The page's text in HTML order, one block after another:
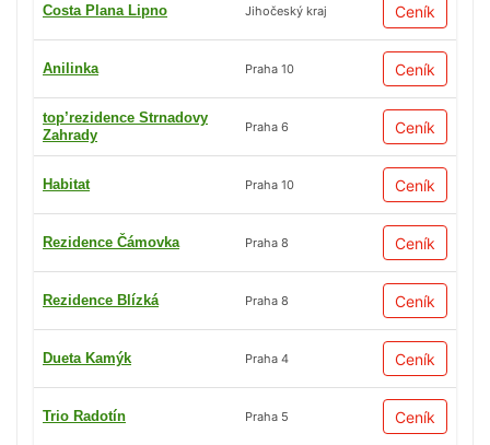
Costa Plana Lipno Jihočeský kraj Ceník
Anilinka Praha 10 Ceník
top’rezidence Strnadovy
Zahrady
Praha 6 Ceník
Habitat Praha 10 Ceník
Rezidence Čámovka Praha 8 Ceník
Rezidence Blízká Praha 8 Ceník
Dueta Kamýk Praha 4 Ceník
Trio Radotín Praha 5 Ceník